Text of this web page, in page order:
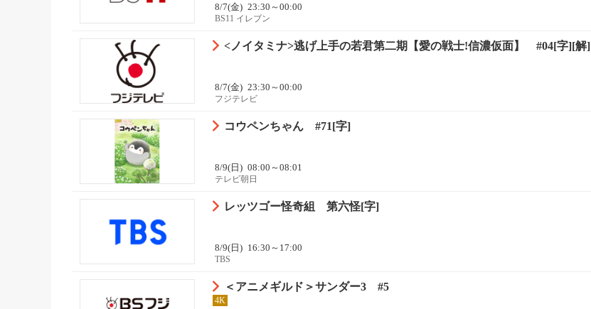
8/7(金) 23:30～00:00
BS11 イレブン
<ノイタミナ>逃げ上手の若君第二期【愛の戦士!信濃仮面】 #04[字][解]
8/7(金) 23:30～00:00
フジテレビ
コウペンちゃん #71[字]
8/9(日) 08:00～08:01
テレビ朝日
レッツゴー怪奇組 第六怪[字]
8/9(日) 16:30～17:00
TBS
＜アニメギルド＞サンダー3 #5
4K